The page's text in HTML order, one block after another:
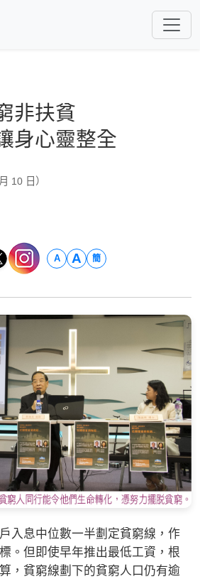
非扶貧
身心靈整全
10 日）
A A 簡
息中位數一半劃定貧窮線，作
。但即使早年推出最低工資，根
，貧窮線劃下的貧窮人口仍有逾